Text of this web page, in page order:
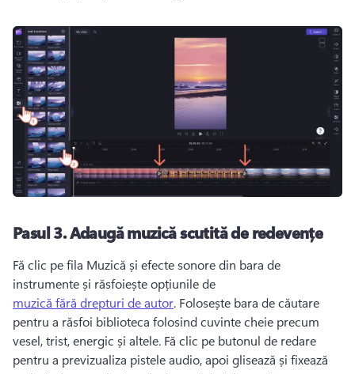
Pasul 3.Adaugă muzică scutită de redevențe
Fă clic pe fila Muzică și efecte sonore din bara de
instrumente și răsfoiește opțiunile de
muzică fără drepturi de autor. Folosește bara de căutare
pentru a răsfoi biblioteca folosind cuvinte cheie precum
vesel, trist, energic și altele. Fă clic pe butonul de redare
pentru a previzualiza pistele audio, apoi glisează și fixează